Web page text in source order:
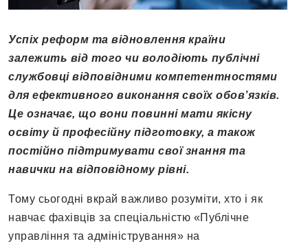
Успіх реформ та відновлення країни
залежить від того чи володіють публічні
службовці відповідними компетентностями
для ефективного виконання своїх обов’язків.
Це означає, що вони повинні мати якісну
освіту й професійну підготовку, а також
постійно підтримувати свої знання та
навички на відповідному рівні.
Тому сьогодні вкрай важливо розуміти, хто і як
навчає фахівців за спеціальністю «Публічне
управління та адміністрування» на